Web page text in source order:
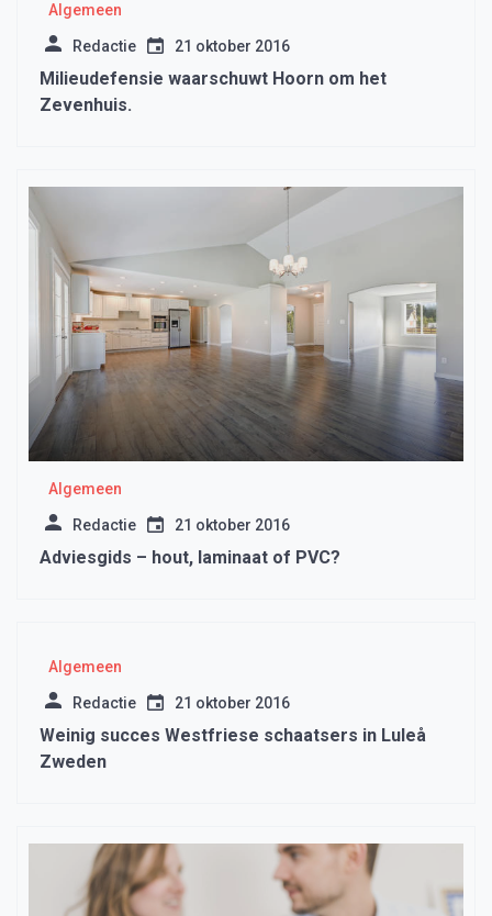
Algemeen
Redactie 21 oktober 2016
Milieudefensie waarschuwt Hoorn om het
Zevenhuis.
Algemeen
Redactie 21 oktober 2016
Adviesgids – hout, laminaat of PVC?
Algemeen
Redactie 21 oktober 2016
Weinig succes Westfriese schaatsers in Luleå
Zweden